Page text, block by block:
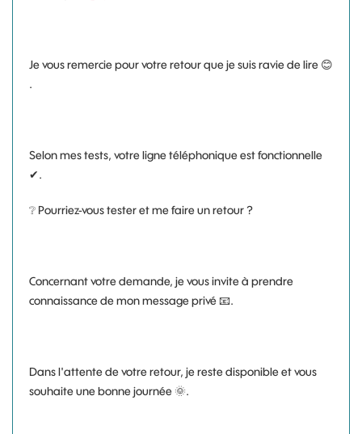
Je vous remercie pour votre retour que je suis ravie de lire 😊
.
Selon mes tests, votre ligne téléphonique est fonctionnelle
✔.
❔ Pourriez-vous tester et me faire un retour ?
Concernant votre demande, je vous invite à prendre
connaissance de mon message privé📧.
Dans l'attente de votre retour, je reste disponible et vous
souhaite une bonne journée 🌞.